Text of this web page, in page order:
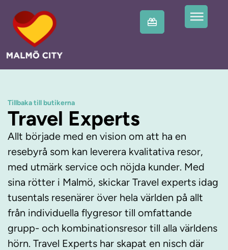
Tillbaka till butikerna
Travel Experts
Allt började med en vision om att ha en
resebyrå som kan leverera kvalitativa resor,
med utmärk service och nöjda kunder. Med
sina rötter i Malmö, skickar Travel experts idag
tusentals resenärer över hela världen på allt
från individuella flygresor till omfattande
grupp- och kombinationsresor till alla världens
hörn. Travel Experts har skapat en nisch där